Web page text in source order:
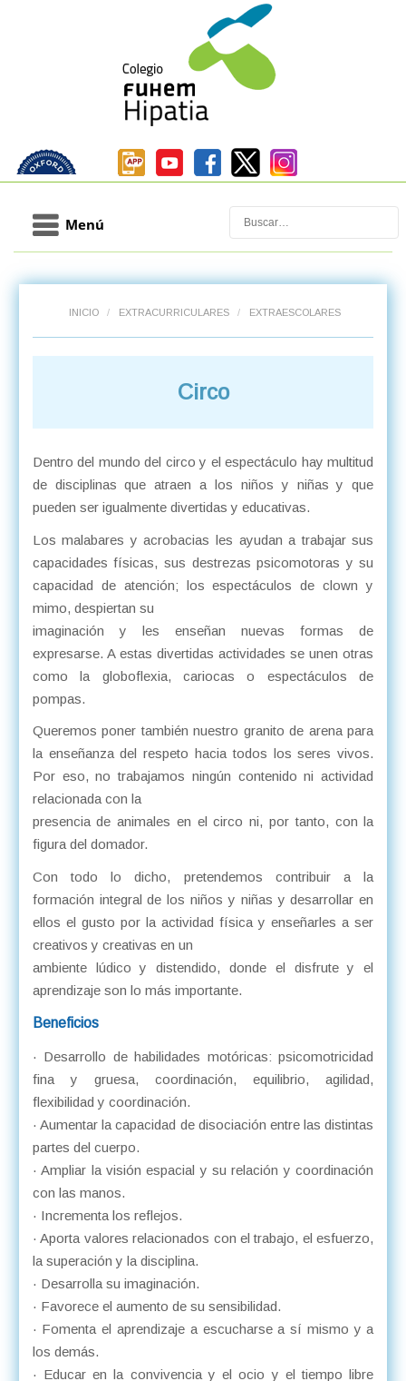
Menú
Buscar
INICIO / EXTRACURRICULARES / EXTRAESCOLARES
Circo
Dentro del mundo del circo y el espectáculo hay multitud
de disciplinas que atraen a los niños y niñas y que
pueden ser igualmente divertidas y educativas.
Los malabares y acrobacias les ayudan a trabajar sus
capacidades físicas, sus destrezas psicomotoras y su
capacidad de atención; los espectáculos de clown y
mimo, despiertan su
imaginación y les enseñan nuevas formas de
expresarse. A estas divertidas actividades se unen otras
como la globoflexia, cariocas o espectáculos de
pompas.
Queremos poner también nuestro granito de arena para
la enseñanza del respeto hacia todos los seres vivos.
Por eso, no trabajamos ningún contenido ni actividad
relacionada con la
presencia de animales en el circo ni, por tanto, con la
figura del domador.
Con todo lo dicho, pretendemos contribuir a la
formación integral de los niños y niñas y desarrollar en
ellos el gusto por la actividad física y enseñarles a ser
creativos y creativas en un
ambiente lúdico y distendido, donde el disfrute y el
aprendizaje son lo más importante.
Beneficios
· Desarrollo de habilidades motóricas: psicomotricidad
fina y gruesa, coordinación, equilibrio, agilidad,
flexibilidad y coordinación.
· Aumentar la capacidad de disociación entre las distintas
partes del cuerpo.
· Ampliar la visión espacial y su relación y coordinación
con las manos.
· Incrementa los reflejos.
· Aporta valores relacionados con el trabajo, el esfuerzo,
la superación y la disciplina.
· Desarrolla su imaginación.
· Favorece el aumento de su sensibilidad.
· Fomenta el aprendizaje a escucharse a sí mismo y a
los demás.
· Educar en la convivencia y el ocio y el tiempo libre